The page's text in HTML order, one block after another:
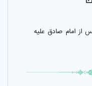
از امام صادق عليه